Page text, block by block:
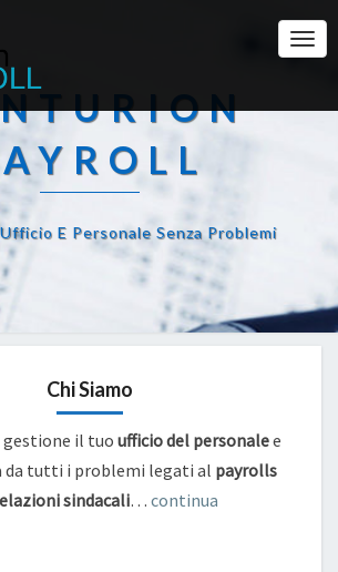
E Personale Senza Problemi
Chi Siamo
gestione il tuo ufficio del personalee
da tutti i problemi legati al payrolls
sindacali… continua